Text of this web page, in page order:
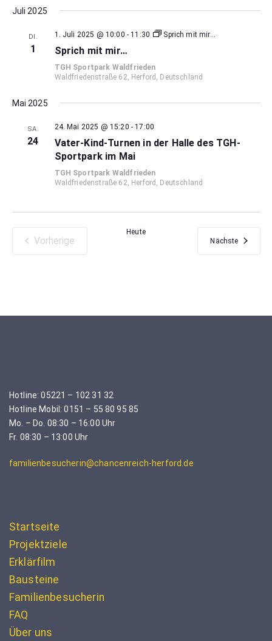
Juli 2025
DI.
1
1. Juli 2025 @ 10:00 - 11:30 Sprich mit mir…
Sprich mit mir…
TGH Sportpark Waldfrieden
Waldfriedenstraße 62, Herford, Deutschland
Mai 2025
SA.
24
24. Mai 2025 @ 15:20 - 17:00
Vater-Kind-Turnen in der Halle des TGH-
Sportpark im Mai
TGH Sportpark Waldfrieden
Waldfriedenstraße 62, Herford, Deutschland
Vorherige
Veranstaltungen
Heute
Nächste
Hotline: 05221 – 102 31 32
Hotline Mobil: 0151 – 55 80 95 85
Mo. – Do. 08:30 – 16:00 Uhr
Fr. 08:30 – 13:00 Uhr
familienbesucherin@chancenreich-herford.de
Startseite
Projektziele
Erklärfilm
Bausteine
Familienbesucherin
FAQ
Über uns